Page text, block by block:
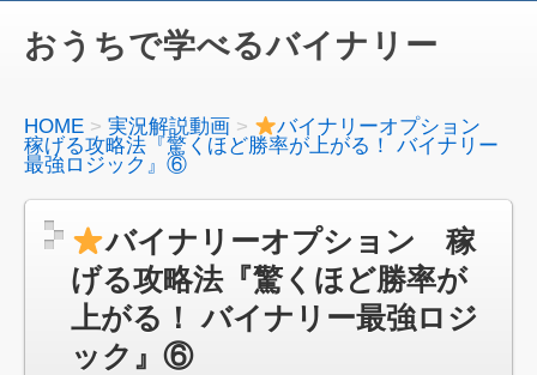
おうちで学べるバイナリー
HOME 実況解説動画
バイナリーオプション
稼げる攻略法『驚くほど勝率が上がる！ バイナリー
最強ロジック』⑥
バイナリーオプション 稼
げる攻略法『驚くほど勝率が
上がる！ バイナリー最強ロジ
ック』⑥